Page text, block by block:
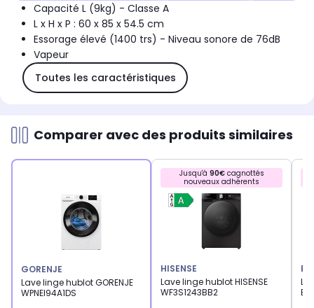
Capacité L (9kg) - Classe A
L x H x P : 60 x 85 x 54.5 cm
Essorage élevé (1400 trs) - Niveau sonore de 76dB
Vapeur
Toutes les caractéristiques
Comparer avec des produits similaires
GORENJE
Lave linge hublot GORENJE
WPNEI94A1DS
Jusqu'à 90€cagnottés
nouveaux adhérents
HISENSE
Lave linge hublot HISENSE
WF3S1243BB2